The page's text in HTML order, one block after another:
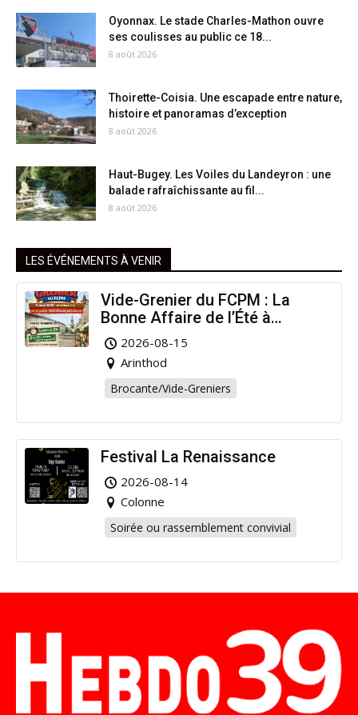
Oyonnax. Le stade Charles-Mathon ouvre
ses coulisses au public ce 18...
8 août 2026
Thoirette-Coisia. Une escapade entre nature,
histoire et panoramas d’exception
8 août 2026
Haut-Bugey. Les Voiles du Landeyron : une
balade rafraîchissante au fil...
8 août 2026
LES ÉVÉNEMENTS À VENIR
Vide-Grenier du FCPM : La
Bonne Affaire de l’Été à
Arinthod !
2026-08-15
Arinthod
Brocante/Vide-Greniers
Festival La Renaissance
2026-08-14
Colonne
Soirée ou rassemblement convivial